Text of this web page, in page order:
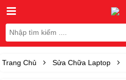
Trang Chủ Sửa Chữa Laptop